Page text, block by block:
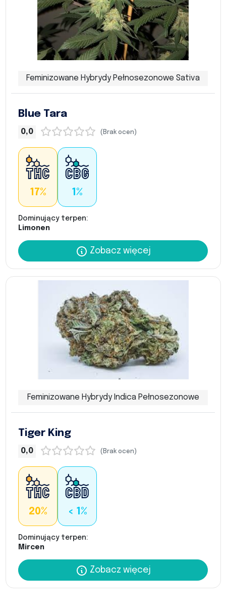
Feminizowane Hybrydy Pełnosezonowe Sativa
Blue Tara
0,0 (Brak ocen)
17% 1%
Dominujący terpen:
Limonen
Zobacz więcej
Feminizowane Hybrydy Indica Pełnosezonowe
Tiger King
0,0 (Brak ocen)
20% < 1%
Dominujący terpen:
Mircen
Zobacz więcej